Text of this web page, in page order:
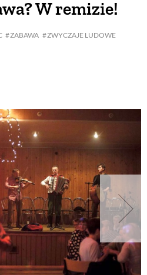
W remizie!
ZABAWA
ZWYCZAJE LUDOWE
DOM
I OWOCE
OGRODOWE
W DOMU
OGRODU